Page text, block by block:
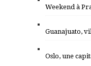
Weekend à
Guanajuato,
Oslo, une